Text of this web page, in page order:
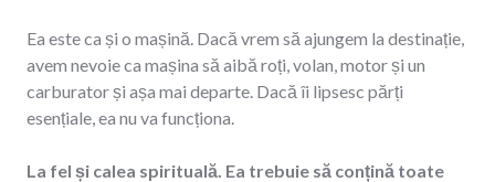
Ea este ca și o mașină. Dacă vrem să ajungem la destinație,
avem nevoie ca mașina să aibă roți, volan, motor și un
carburator și așa mai departe. Dacă îi lipsesc părți
esențiale, ea nu va funcționa.
La fel și calea spirituală. Ea trebuie să conțină toate